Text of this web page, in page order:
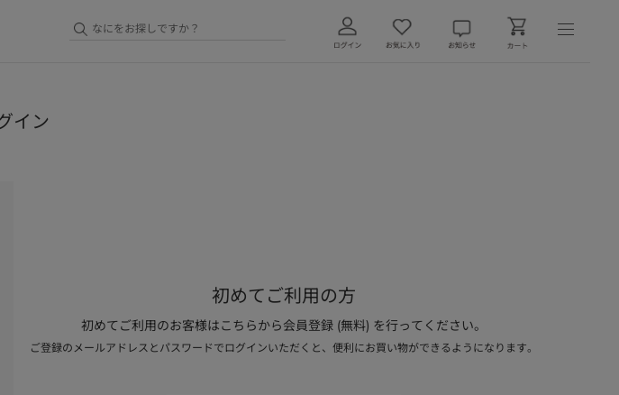
イン
初めてご利用の方
初めてご利用のお客様はこちらから会員登録 (無料) を行ってください。
ご登録のメールアドレスとパスワードでログインいただくと、便利にお買い物ができるようになります。